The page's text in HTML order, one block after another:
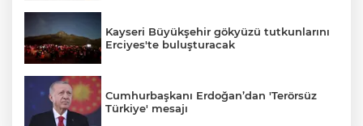
Kayseri Büyükşehir gökyüzü tutkunlarını
Erciyes'te buluşturacak
Cumhurbaşkanı Erdoğan’dan 'Terörsüz
Türkiye' mesajı